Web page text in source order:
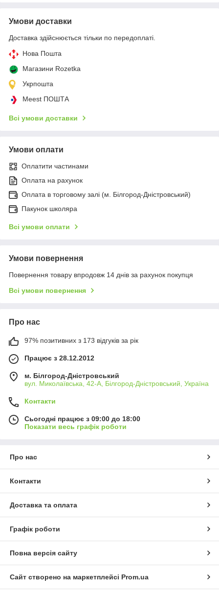
Умови доставки
Доставка здійснюється тільки по передоплаті.
Нова Пошта
Магазини Rozetka
Укрпошта
Meest ПОШТА
Всі умови доставки
Умови оплати
Оплатити частинами
Оплата на рахунок
Оплата в торговому залі (м. Білгород-Дністровський)
Пакунок школяра
Всі умови оплати
Умови повернення
Повернення товару впродовж 14 днів за рахунок покупця
Всі умови повернення
Про нас
97% позитивних з 173 відгуків за рік
Працює з 28.12.2012
м. Білгород-Дністровський
вул. Миколаївська, 42-А, Білгород-Дністровський, Україна
Контакти
Сьогодні працює з 09:00 до 18:00
Показати весь графік роботи
Про нас
Контакти
Доставка та оплата
Графік роботи
Повна версія сайту
Сайт створено на маркетплейсі Prom.ua